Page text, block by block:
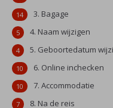
3. Bagage
14
4. Naam wijzigen
5
5. Geboortedatum
4
6. Online inchecken
10
7. Accommodatie
10
8. Na de reis
7